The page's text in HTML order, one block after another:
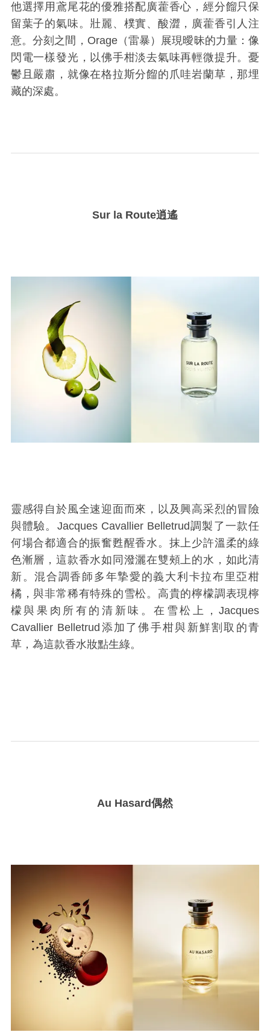
他選擇用鳶尾花的優雅搭配廣藿香心，經分餾只保
留葉子的氣味。壯麗、樸實、酸澀，廣藿香引人注
意。分刻之間， Orage（雷暴）展現曖昧的力量：像
閃電一樣發光，以佛手柑淡去氣味再輕微提升。憂
鬱且嚴肅，就像在格拉斯分餾的爪哇岩蘭草，那埋
藏的深處。
Sur la Route逍遙
靈感得自於風全速迎面而來，以及興高采烈的冒險
與體驗。 Jacques Cavallier Belletrud調製了一款任
何場合都適合的振奮甦醒香水。抹上少許溫柔的綠
色漸層，這款香水如同潑灑在雙頰上的水，如此清
新。混合調香師多年摯愛的義大利卡拉布里亞柑
橘，與非常稀有特殊的雪松。高貴的檸檬調表現檸
檬與果肉所有的清新味。在雪松上，Jacques
Cavallier Belletrud 添加了佛手柑與新鮮割取的青
草，為這款香水妝點生綠。
Au Hasard偶然